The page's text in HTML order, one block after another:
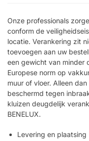
Onze professionals
conform de
locatie. Verankering zit
toevoegen aan uw
een gewicht van minder
Europese norm op
muur of vloer. Alleen
beschermd tegen
kluizen deugdelijk
BENELUX.
Levering en plaatsing